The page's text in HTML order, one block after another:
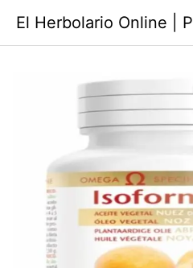
contenido
El Herbolario Online |